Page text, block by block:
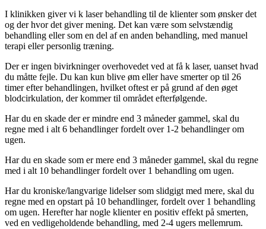
I klinikken giver vi k laser behandling til de klienter som ønsker det
og der hvor det giver mening. Det kan være som selvstændig
behandling eller som en del af en anden behandling, med manuel
terapi eller personlig træning.
Der er ingen bivirkninger overhovedet ved at få k laser, uanset hvad
du måtte fejle. Du kan kun blive øm eller have smerter op til 26
timer efter behandlingen, hvilket oftest er på grund af den øget
blodcirkulation, der kommer til området efterfølgende.
Har du en skade der er mindre end 3 måneder gammel, skal du
regne med i alt 6 behandlinger fordelt over 1-2 behandlinger om
ugen.
Har du en skade som er mere end 3 måneder gammel, skal du regne
med i alt 10 behandlinger fordelt over 1 behandling om ugen.
Har du kroniske/langvarige lidelser som slidgigt med mere, skal du
regne med en opstart på 10 behandlinger, fordelt over 1 behandling
om ugen. Herefter har nogle klienter en positiv effekt på smerten,
ved en vedligeholdende behandling, med 2-4 ugers mellemrum.